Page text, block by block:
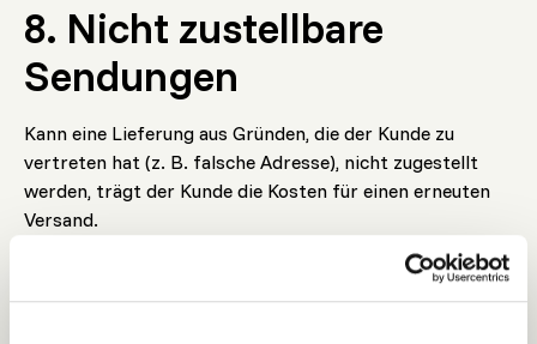
8. Nicht zustellbare
Sendungen
Kann eine Lieferung aus Gründen, die der Kunde zu
vertreten hat (z. B. falsche Adresse), nicht zugestellt
werden, trägt der Kunde die Kosten für einen erneuten
Versand.
9. Beschädigte